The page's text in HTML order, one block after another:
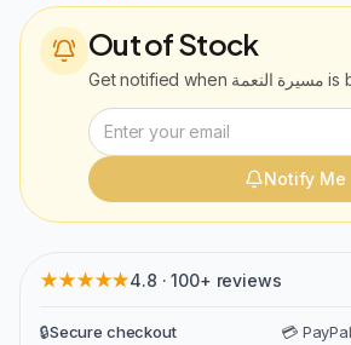
Out of Stock
Get notified when مسيرة النعمة is
Notify Me
★★★★★4.8 · 100+ reviews
🔒Secure checkout
💳